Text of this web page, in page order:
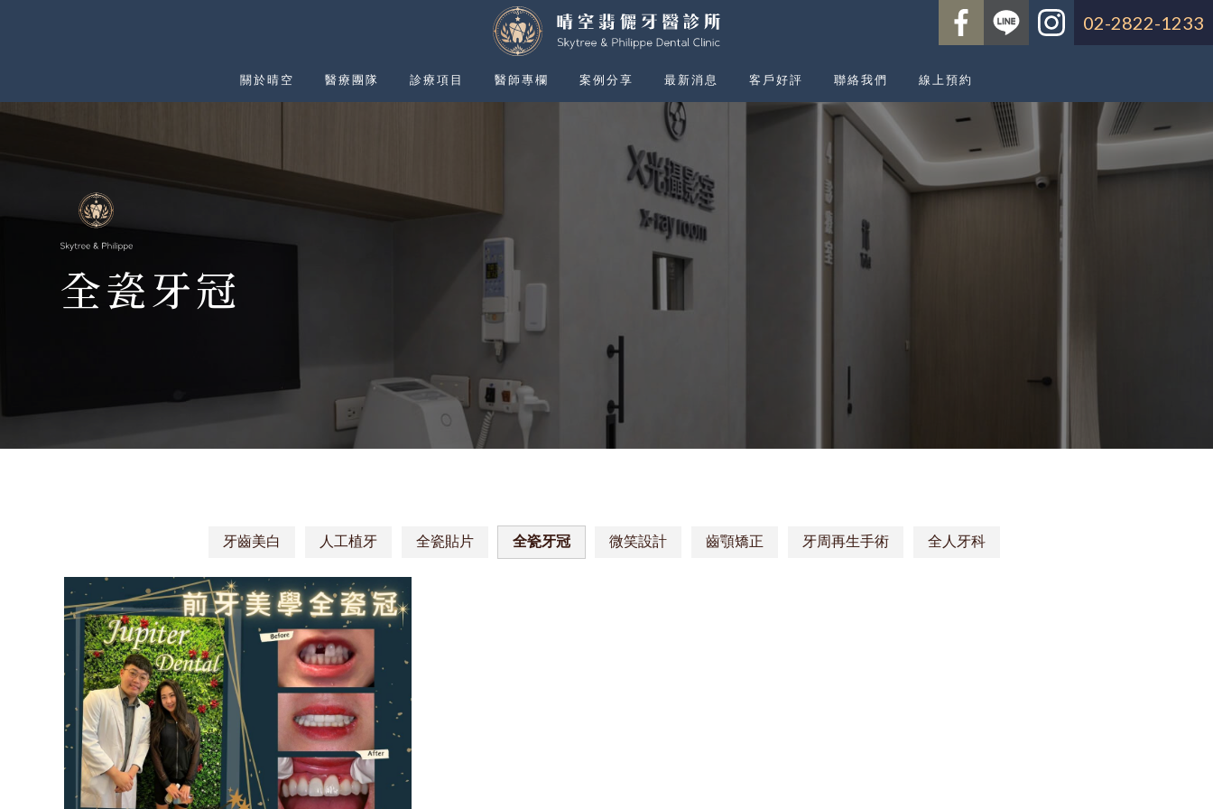
晴空翡儷牙醫診所-植牙,台北植牙診
關於晴空 醫療團隊 診療項目 醫師專欄 案例分享 最新消息
最新消息
客戶好評 聯絡我們
聯絡我們
線上預約
線上預約
全瓷牙冠
牙齒美白 人工植牙 全瓷貼片 全瓷牙冠 微笑設計 齒顎矯正 牙周再生手術 全人牙科
02-2822-1233